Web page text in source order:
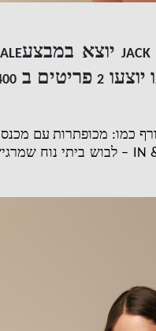
יוצא במבצע
יוצעו2 פריטים ב ₪ (
כמו: מכופתרות עם
IN
לבוש ביתי נוח